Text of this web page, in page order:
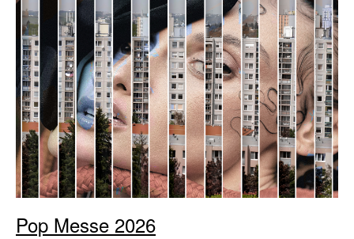
Pop Messe 2026